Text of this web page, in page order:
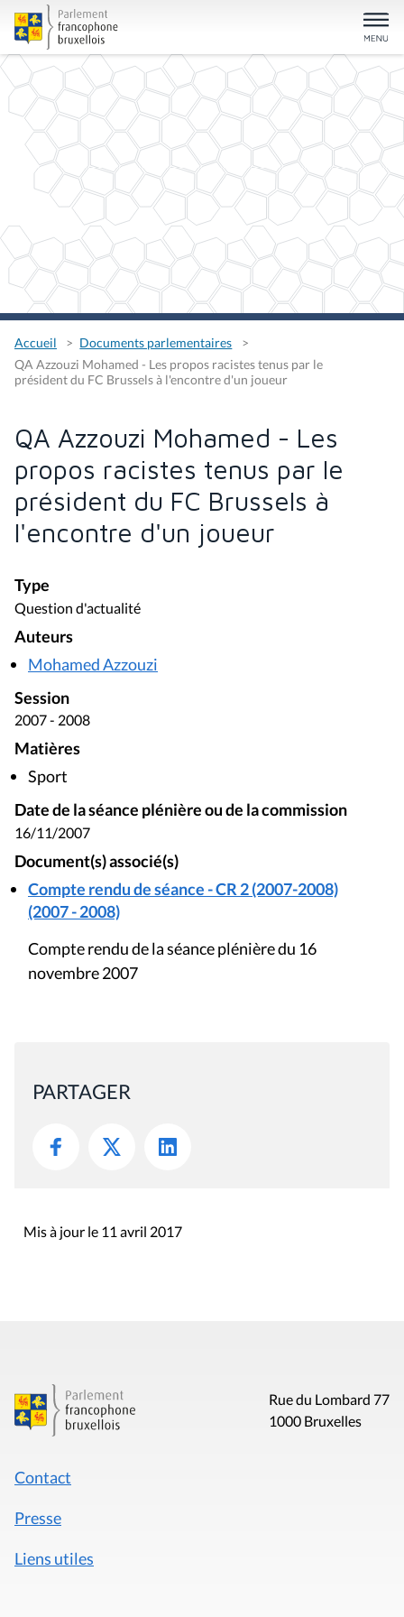
Accueil
Documents parlementaires
QA Azzouzi Mohamed - Les propos racistes tenus par le
président du FC Brussels à l'encontre d'un joueur
QA Azzouzi Mohamed - Les
propos racistes tenus par le
président du FC Brussels à
l'encontre d'un joueur
Type
Question d'actualité
Auteurs
Mohamed Azzouzi
Session
2007 - 2008
Matières
Sport
Date de la séance plénière ou de la commission
16/11/2007
Document(s) associé(s)
Compte rendu de séance - CR 2 (2007-2008)
(2007 - 2008)
Compte rendu de la séance plénière du 16
novembre 2007
PARTAGER
Mis à jour le 11 avril 2017
Rue du Lombard 77
1000 Bruxelles
Contact
Presse
Liens utiles